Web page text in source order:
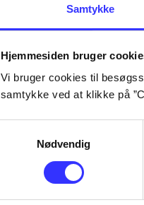
Samtykke
Hjemmesiden bruger
Vi bruger cookies til
samtykke ved at klikke på
Nødvendig
...
...
...